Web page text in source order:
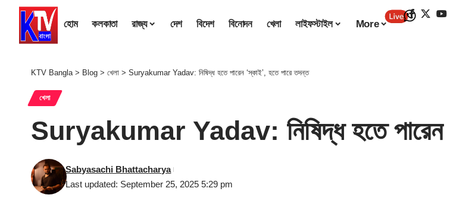
হোম কলকাতা রাজ্য দেশ বিদেশ বিনোদন খেলা লাইফস্টাইল More
KTV Bangla> Blog > খেলা > Suryakumar Yadav: নিষিদ্ধ হতে পারেন ‘স্কাই’, হতে পারে তদন্ত
খেলা
Suryakumar Yadav: নিষিদ্ধ হতে পারেন
Last updated: September 25, 2025 5:29 pm
Sabyasachi Bhattacharya